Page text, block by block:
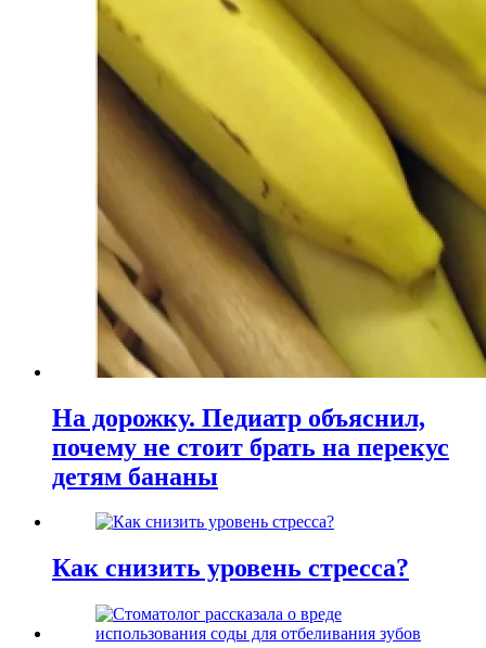
На дорожку. Педиатр объяснил,
почему не стоит брать на перекус
детям бананы
Как снизить уровень стресса?